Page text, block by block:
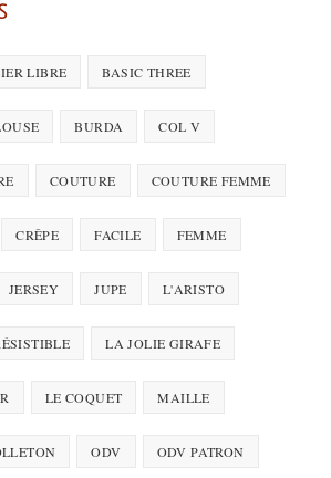
LIBRE BASIC THREE
BURDA COL V
COUTURE COUTURE FEMME
CRÊPE FACILE FEMME
JERSEY JUPE L'ARISTO
LA JOLIE GIRAFE
LE COQUET MAILLE
ODV ODV PATRON